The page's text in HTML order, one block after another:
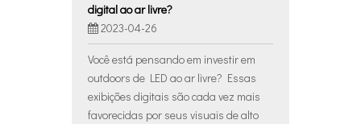
digital ao ar livre?
2023-04-26
Você está pensando em investir em
outdoors de LED ao ar livre? Essas
exibições digitais são cada vez mais
favorecidas por seus visuais de alto